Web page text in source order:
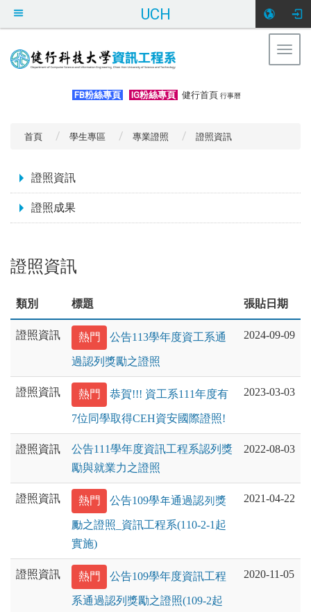
UCH
FB粉絲專頁 IG粉絲專頁 健行首頁 行事曆
首頁 學生專區 專業證照 證照資訊
證照資訊
證照成果
證照資訊
類別 標題 張貼日期
證照資訊 熱門 公告113學年度資工系通
過認列獎勵之證照
2024-09-09
證照資訊 熱門 恭賀!!! 資工系111年度有
7位同學取得CEH資安國際證照!
2023-03-03
證照資訊
公告111學年度資訊工程系認列獎
勵與就業力之證照
2022-08-03
證照資訊 熱門 公告109學年通過認列獎
勵之證照_資訊工程系(110-2-1起
實施)
2021-04-22
證照資訊 熱門 公告109學年度資訊工程
系通過認列獎勵之證照(109-2起
2020-11-05